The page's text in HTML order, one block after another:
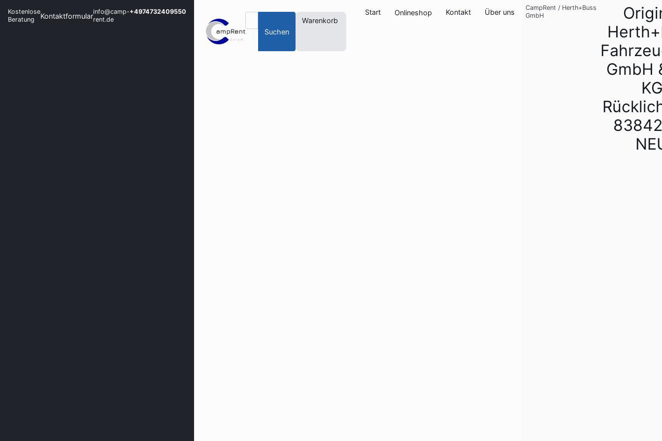
Kostenlose
Beratung
Kontaktformularinfo@camp-
rent.de
+4974732409550
Suchen
Warenkorb
Start Onlineshop Kontakt Über uns
CampRent
GmbH
/ Herth+Buss
GmbH